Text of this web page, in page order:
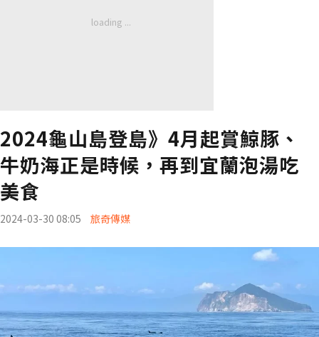
2024龜山島登島》4月起賞鯨豚、
牛奶海正是時候，再到宜蘭泡湯吃
美食
2024-03-30 08:05 旅奇傳媒